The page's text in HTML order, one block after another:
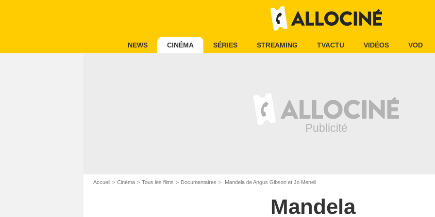
NEWS CINÉMA SÉRIES STREAMING TVACTU VIDÉOS VOD
Accueil Cinéma Tous les films Documentaires Mandela de Angus Gibson et Jo Menell
Mandela